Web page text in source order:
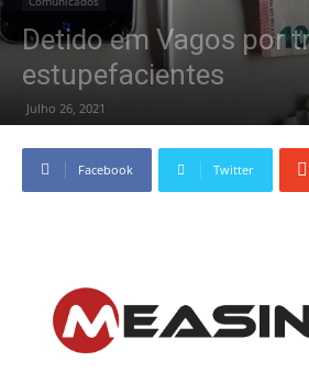
Detido em Vagos por
estupefacientes
Julho 26, 2021
Facebook Twitter